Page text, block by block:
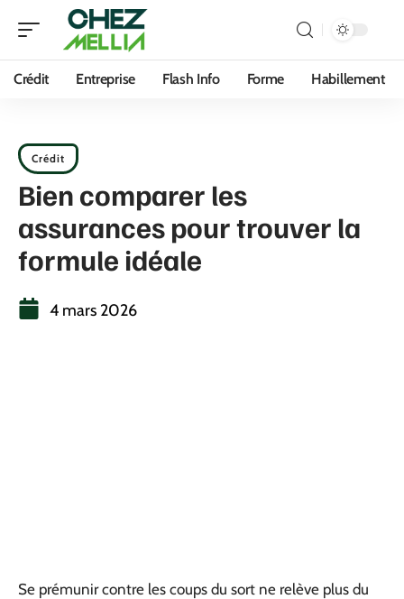
Crédit Entreprise Flash Info Forme Habillement
Crédit
Bien comparer les
assurances pour trouver la
formule idéale
4 mars 2026
Se prémunir contre les coups du sort ne relève plus du